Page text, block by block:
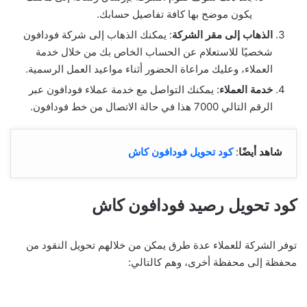
يكون موضح بها كافة تفاصيل حسابك.
الذهاب إلى مقر الشركة: يمكنك الذهاب إلى شركة فودافون
شخصيًا للاستعلام عن الحساب الخاص بك من خلال خدمة
العملاء، وعليك مراعاة الحضور أثناء مواعيد العمل الرسمية.
خدمة العملاء: يمكنك التواصل مع خدمة عملاء فودافون عبر
الرقم التالي 7000 هذا في حالة الاتصال من خط فودافون.
شاهد أيضًا:كود تحويل فودافون كاش
كود تحويل رصيد فودافون كاش
توفر الشركة للعملاء عدة طرق يمكن من خلالهم تحويل النقود من
محفظة إلى محفظة أخرى، وهم كالتالي: